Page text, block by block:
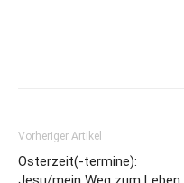
Vorheriger Artikel
Osterzeit(-termine):